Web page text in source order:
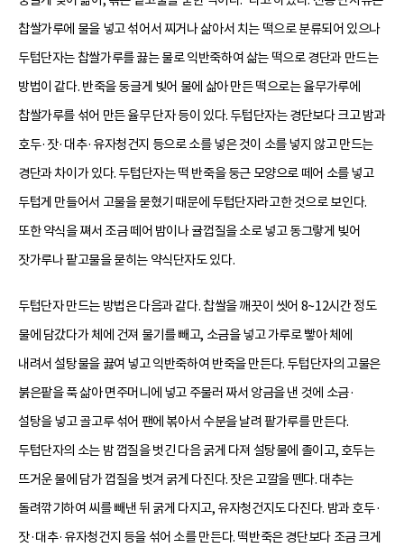
찹쌀가루에 물을 넣고 섞어서 찌거나 삶아서 치는 떡으로 분류되어 있으나
두텁단자는 찹쌀가루를 끓는 물로 익반죽하여 삶는 떡으로 경단과 만드는
방법이 같다. 반죽을 둥글게 빚어 물에 삶아 만든 떡으로는 율무가루에
찹쌀가루를 섞어 만든 율무 단자 등이 있다. 두텁단자는 경단보다 크고 밤과
호두·잣·대추·유자청건지 등으로 소를 넣은 것이 소를 넣지 않고 만드는
경단과 차이가 있다. 두텁단자는 떡 반죽을 둥근 모양으로 떼어 소를 넣고
두텁게 만들어서 고물을 묻혔기 때문에 두텁단자라고한 것으로 보인다.
또한 약식을 쪄서 조금 떼어 밤이나 귤껍질을 소로 넣고 동그랗게 빚어
잣가루나 팥고물을 묻히는 약식단자도 있다.
두텁단자 만드는 방법은 다음과 같다. 찹쌀을 깨끗이 씻어 8~12시간 정도
물에 담갔다가 체에 건져 물기를 빼고, 소금을 넣고 가루로 빻아 체에
내려서 설탕물을 끓여 넣고 익반죽하여 반죽을 만든다. 두텁단자의 고물은
붉은팥을 푹 삶아 면주머니에 넣고 주물러 짜서 앙금을 낸 것에 소금·
설탕을 넣고 골고루 섞어 팬에 볶아서 수분을 날려 팥가루를 만든다.
두텁단자의 소는 밤 껍질을 벗긴 다음 굵게 다져 설탕물에 졸이고, 호두는
뜨거운 물에 담가 껍질을 벗겨 굵게 다진다. 잣은 고깔을 뗀다. 대추는
돌려깎기하여 씨를 빼낸 뒤 굵게 다지고, 유자청건지도 다진다. 밤과 호두·
잣·대추·유자청건지 등을 섞어 소를 만든다. 떡반죽은 경단보다 조금 크게